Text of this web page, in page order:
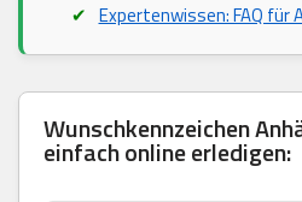
Expertenwissen: FAQ für
Wunschkennzeichen
einfach online erledigen: